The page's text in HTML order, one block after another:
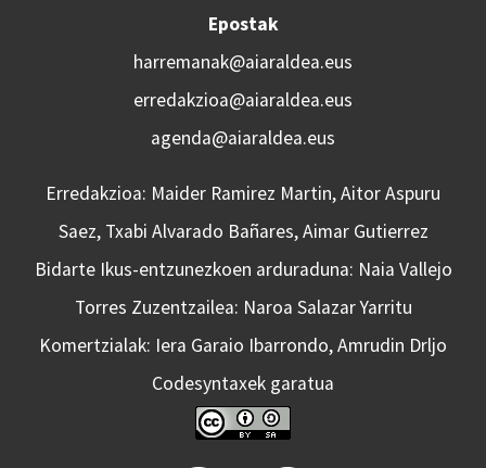
Epostak
harremanak@aiaraldea.eus
erredakzioa@aiaraldea.eus
agenda@aiaraldea.eus
Erredakzioa: Maider Ramirez Martin, Aitor Aspuru
Saez, Txabi Alvarado Bañares, Aimar Gutierrez
Bidarte Ikus-entzunezkoen arduraduna: Naia Vallejo
Torres Zuzentzailea: Naroa Salazar Yarritu
Komertzialak: Iera Garaio Ibarrondo, Amrudin Drljo
Codesyntaxek garatua